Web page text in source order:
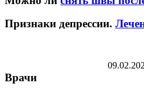
Признаки депрессии.
Врачи